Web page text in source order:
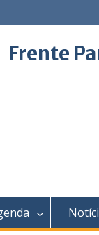
Frente